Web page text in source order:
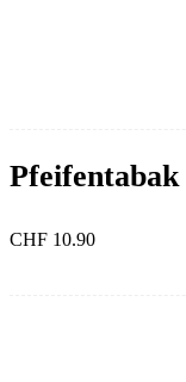
CHF 10.90